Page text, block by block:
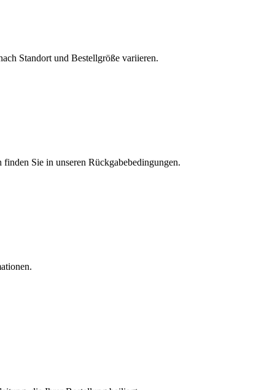
Standort und Bestellgröße variieren.
Sie in unseren Rückgabebedingungen.